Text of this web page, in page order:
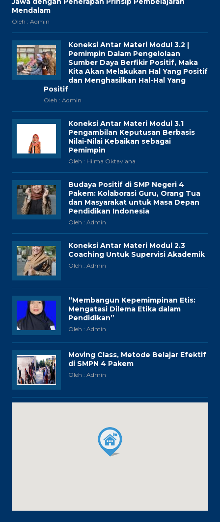
Mendalam
Oleh : Admin
Koneksi Antar Materi Modul 3.2 |
Pemimpin Dalam Pengelolaan
Sumber Daya Berfikir Positif, Maka
Kita Akan Melakukan Hal Yang Positif
dan Menghasilkan Hal-Hal Yang
Positif
Oleh : Admin
Koneksi Antar Materi Modul 3.1
Pengambilan Keputusan Berbasis
Nilai-Nilai Kebaikan sebagai
Pemimpin
Oleh : Hilma Oktaviana
Budaya Positif di SMP Negeri 4
Pakem: Kolaborasi Guru, Orang Tua
dan Masyarakat untuk Masa Depan
Pendidikan Indonesia
Oleh : Admin
Koneksi Antar Materi Modul 2.3
Coaching Untuk Supervisi Akademik
Oleh : Admin
“Membangun Kepemimpinan Etis:
Mengatasi Dilema Etika dalam
Pendidikan”
Oleh : Admin
Moving Class, Metode Belajar Efektif
di SMPN 4 Pakem
Oleh : Admin